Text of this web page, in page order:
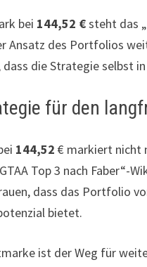
bei 144,52 €steht das
Ansatz des Portfolios
die Strategie selbst
für den
144,52€ markiert nicht
Top 3 nach Faber“-
dass das Portfolio
bietet.
ist der Weg für